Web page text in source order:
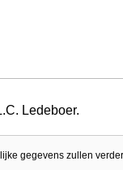
Ledeboer.
gegevens zullen